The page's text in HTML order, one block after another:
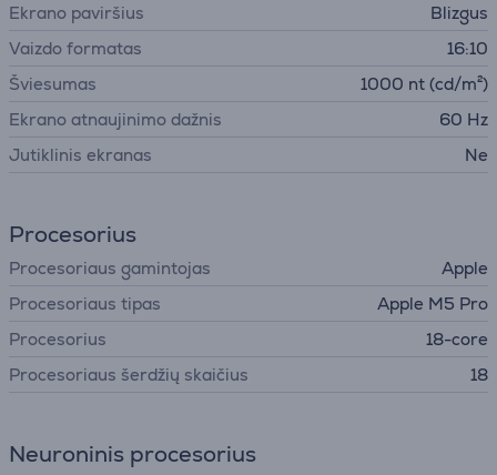
Ekrano paviršius
Blizgus
Vaizdo formatas
16:10
Šviesumas
1000 nt (cd/m²)
Ekrano atnaujinimo dažnis
60 Hz
Jutiklinis ekranas
Ne
Procesorius
Procesoriaus gamintojas
Apple
Procesoriaus tipas
Apple M5 Pro
Procesorius
18-core
Procesoriaus šerdžių skaičius
18
Neuroninis procesorius